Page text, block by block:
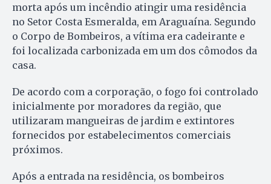
morta após um incêndio atingir uma residência
no Setor Costa Esmeralda, em Araguaína. Segundo
o Corpo de Bombeiros, a vítima era cadeirante e
foi localizada carbonizada em um dos cômodos da
casa.
De acordo com a corporação, o fogo foi controlado
inicialmente por moradores da região, que
utilizaram mangueiras de jardim e extintores
fornecidos por estabelecimentos comerciais
próximos.
Após a entrada na residência, os bombeiros